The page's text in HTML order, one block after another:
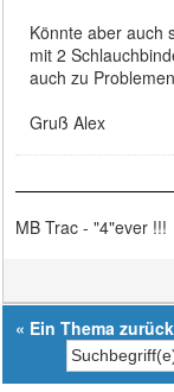
Könnte aber auch
mit 2
auch zu
Gruß Alex
MB Trac - "4"ever !!!
« Ein Thema zurück